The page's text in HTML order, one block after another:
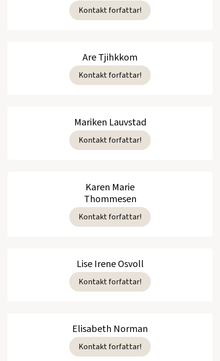
Kontakt forfattar!
Are Tjihkkom
Kontakt forfattar!
Mariken Lauvstad
Kontakt forfattar!
Karen Marie
Thommesen
Kontakt forfattar!
Lise Irene Osvoll
Kontakt forfattar!
Elisabeth Norman
Kontakt forfattar!